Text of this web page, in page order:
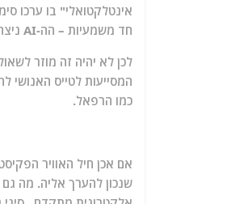
חד משמעיות – הה-AI ניצח.
המסייעות לטייס האנושי
כמו הרפאל.
אם אכן חיל האוויר
שנכון להערך אליה. מה